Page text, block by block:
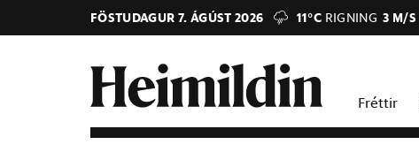
FÖSTUDAGUR 7. ÁGÚST 2026 11°C RIGNING 3 M/S
Fréttir